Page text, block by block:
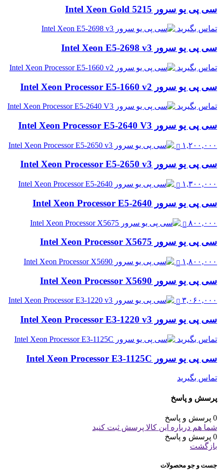
سی پی یو سرور Intel Xeon Gold 5215
تماس بگیرید
سی پی یو سرور Intel Xeon E5-2698 v3
تماس بگیرید
سی پی یو سرور Intel Xeon Processor E5-1660 v2
تماس بگیرید
سی پی یو سرور Intel Xeon Processor E5-2640 V3
۱,۲۰۰,۰۰۰
سی پی یو سرور Intel Xeon Processor E5-2650 v3
۱,۳۰۰,۰۰۰
سی پی یو سرور Intel Xeon Processor E5-2640
۸۰۰,۰۰۰
سی پی یو سرور Intel Xeon Processor X5675
۱,۸۰۰,۰۰۰
سی پی یو سرور Intel Xeon Processor X5690
۳,۰۶۰,۰۰۰
سی پی یو سرور Intel Xeon Processor E3-1220 v3
تماس بگیرید
سی پی یو سرور Intel Xeon Processor E3-1125C
تماس بگیرید
پرسش و پاسخ
0 پرسش و پاسخ
شما هم درباره این کالا پرسش ثبت کنید
0 پرسش و پاسخ
بازگشت
جست و جو محصولات